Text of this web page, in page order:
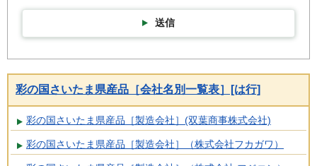
送信
彩の国さいたま県産品［会社名別一覧表］[は行]
彩の国さいたま県産品［製造会社］(双葉商事株式会社)
彩の国さいたま県産品［製造会社］（株式会社フカガワ）